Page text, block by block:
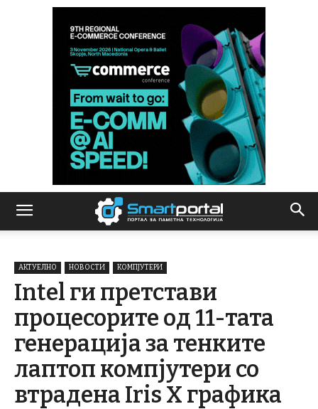
АКТУЕЛНО НОВОСТИ КОМПЈУТЕРИ
Intel ги претстави
процесорите од 11-тата
генерација за тенките
лаптоп компјутери со
втрадена Iris X графика